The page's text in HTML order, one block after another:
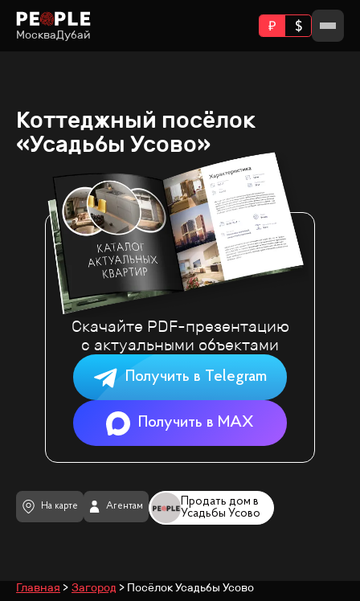
МоскваДубай
Коттеджный посёлок
«Усадьбы Усово»
Продать дом в
Усадьбы Усово
На карте Агентам
Скачайте PDF-презентацию
с актуальными объектами
Получить в Telegram
Получить в MAX
Главная Загород Посёлок Усадьбы Усово